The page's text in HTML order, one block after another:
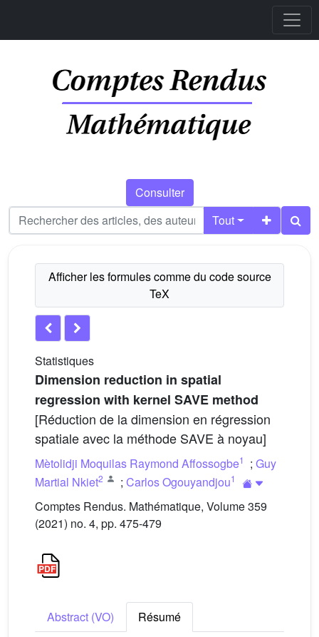
Consulter
Tout
Statistiques
Dimension reduction in spatial
regression with kernel SAVE method
[Réduction de la dimension en régression
spatiale avec la méthode SAVE à noyau]
Mètolidji Moquilas Raymond Affossogbe1 ; Guy
Martial Nkiet2 ; Carlos Ogouyandjou1
Comptes Rendus. Mathématique, Volume 359
(2021) no. 4, pp. 475-479
Abstract (VO)
Résumé